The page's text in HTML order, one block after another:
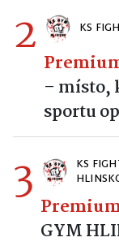
2 KS
– místo,
sportu
3
KS
GYM